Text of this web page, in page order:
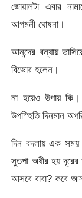
জোয়ালটা এবার
আগমনী ঘোষনা।
আনন্দের বন্যায়
বিভোর হলেন।
না হয়েও উপায়
উপস্হিতি দিনমান
দিন বদলায় এক
সুতপা অধীর হয়
আসবে বাবা? কবে